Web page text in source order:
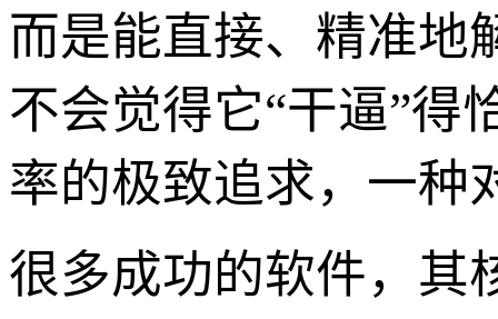
而是能直接、精准地
不会觉得它“干逼”得
率的极致追求，一种
很多成功的软件，其